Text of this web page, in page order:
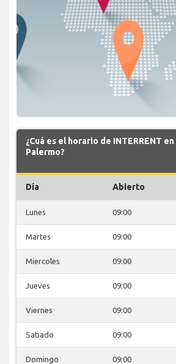
¿Cuá es el horario de INTERRENT
Palermo?
Día Abierto
Lunes 09:00
Martes 09:00
Miercoles 09:00
Jueves 09:00
Viernes 09:00
Sabado 09:00
Domingo 09:00